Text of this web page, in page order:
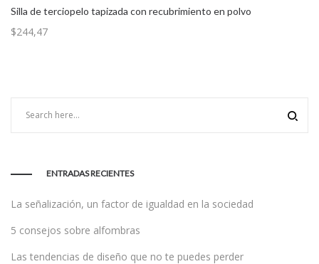
Silla de terciopelo tapizada con recubrimiento en polvo
$244,47
ENTRADAS RECIENTES
La señalización, un factor de igualdad en la sociedad
5 consejos sobre alfombras
Las tendencias de diseño que no te puedes perder